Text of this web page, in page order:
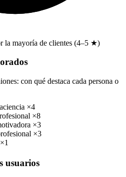
la mayoría de clientes (4–5 ★)
con qué destaca cada persona o
×4
×8
×3
×3
×1
usuarios